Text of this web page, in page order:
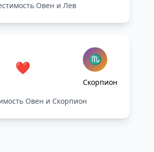
Овен и Лев
❤️ ♏
Скорпион
Овен и Скорпион